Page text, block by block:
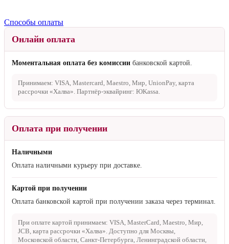
Способы оплаты
Онлайн оплата
Моментальная оплата без комиссии банковской картой.
Принимаем: VISA, Mastercard, Maestro, Мир, UnionPay, карта
рассрочки «Халва». Партнёр-эквайринг: ЮKassa.
Оплата при получении
Наличными
Оплата наличными курьеру при доставке.
Картой при получении
Оплата банковской картой при получении заказа через терминал.
При оплате картой принимаем: VISA, MasterCard, Maestro, Мир,
JCB, карта рассрочки «Халва». Доступно для Москвы,
Московской области, Санкт-Петербурга, Ленинградской области,